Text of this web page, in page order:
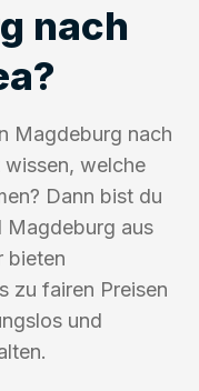
nach
Magdeburg nach
wissen, welche
Dann bist du
Magdeburg aus
bieten
zu fairen Preisen
und